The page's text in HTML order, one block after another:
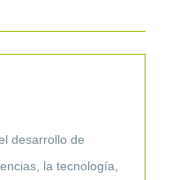
desarrollo de
la tecnología,